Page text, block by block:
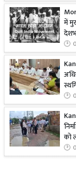
में
को